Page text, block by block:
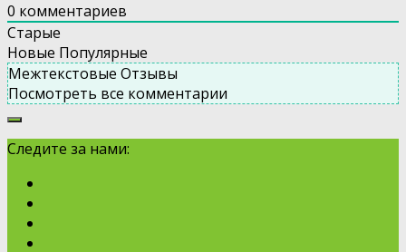
0 комментариев
Старые
Новые Популярные
Межтекстовые Отзывы
Посмотреть все комментарии
Следите за нами: